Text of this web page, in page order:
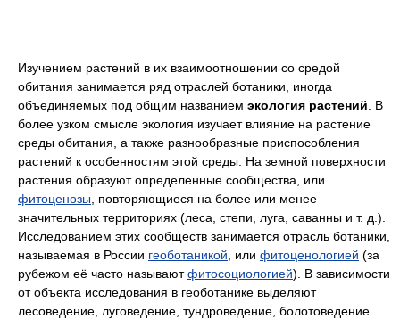
Изучением растений в их взаимоотношении со средой
обитания занимается ряд отраслей ботаники, иногда
объединяемых под общим названием экология растений . В
более узком смысле экология изучает влияние на растение
среды обитания, а также разнообразные приспособления
растений к особенностям этой среды. На земной поверхности
растения образуют определенные сообщества, или
фитоценозы , повторяющиеся на более или менее
значительных территориях (леса, степи, луга, саванны и т. д.).
Исследованием этих сообществ занимается отрасль ботаники,
называемая в России геоботаникой , или фитоценологией (за
рубежом её часто называютфитосоциологией). В зависимости
от объекта исследования в геоботанике выделяют
лесоведение, луговедение, тундроведение, болотоведение